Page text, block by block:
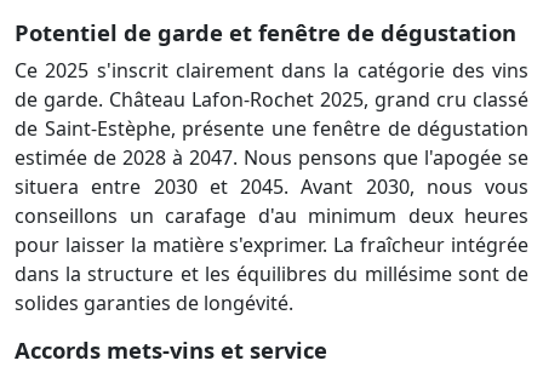
Potentiel de garde et fenêtre de dégustation
Ce 2025 s'inscrit clairement dans la catégorie des vins
de garde. Château Lafon-Rochet 2025, grand cru classé
de Saint-Estèphe, présente une fenêtre de dégustation
estimée de 2028 à 2047. Nous pensons que l'apogée se
situera entre 2030 et 2045. Avant 2030, nous vous
conseillons un carafage d'au minimum deux heures
pour laisser la matière s'exprimer. La fraîcheur intégrée
dans la structure et les équilibres du millésime sont de
solides garanties de longévité.
Accords mets-vins et service